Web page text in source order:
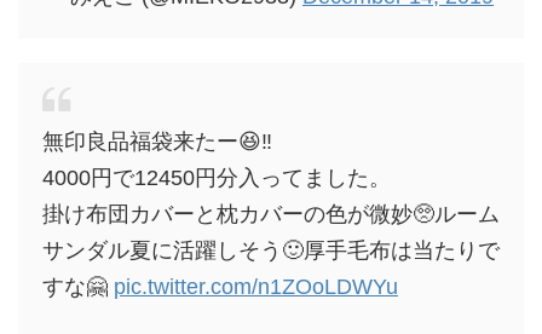
無印良品福袋来たー😆‼️
4000円で12450円分入ってました。
掛け布団カバーと枕カバーの色が微妙🥺ルーム
サンダル夏に活躍しそう🙂厚手毛布は当たりで
すな🤗 pic.twitter.com/n1ZOoLDWYu